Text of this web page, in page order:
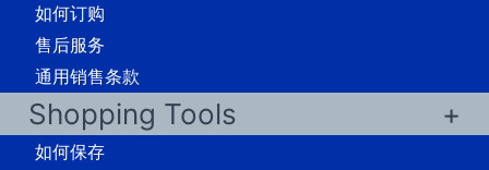
如何订购
售后服务
通用销售条款
Shopping Tools
如何保存